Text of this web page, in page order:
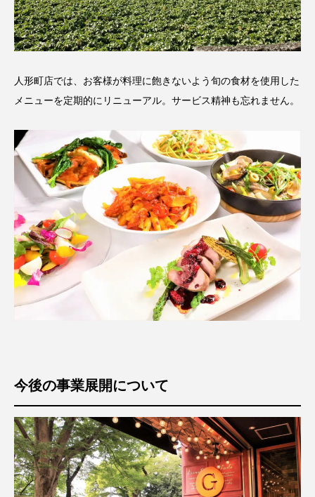
人形町店では、お客様が料理に飽きないよう旬の食材を使用した
メニューを定期的にリニューアル。サービス精神も忘れません。
今後の事業展開について